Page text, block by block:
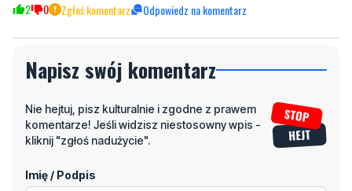
2 0 Zgłoś komentarz Odpowiedz na komentarz
Napisz swój komentarz
Nie hejtuj, pisz kulturalnie i zgodne z prawem
komentarze! Jeśli widzisz niestosowny wpis -
kliknij "zgłoś nadużycie".
Imię / Podpis